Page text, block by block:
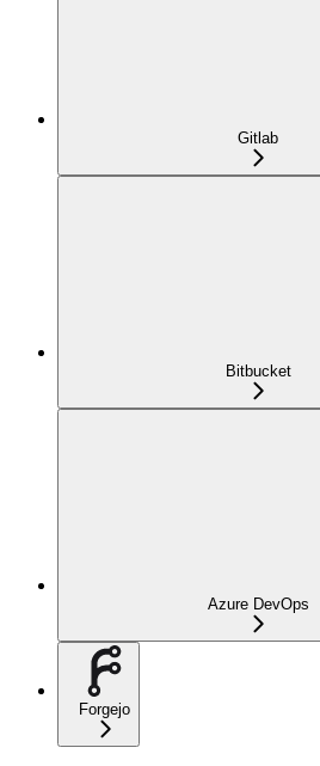
Gitlab
Bitbucket
Azure DevOps
Forgejo